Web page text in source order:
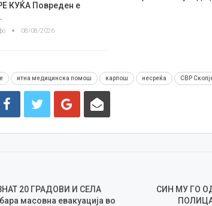
КУЌА Повреден е
08/08/2026
итна медицинска помош карпош несреќа СВР
20 ГРАДОВИ И СЕЛА
масовна евакуација во
СИН МУ ГО